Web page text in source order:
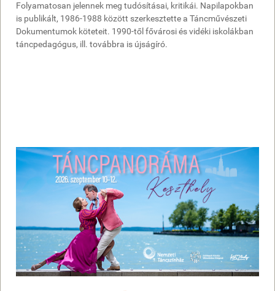
Folyamatosan jelennek meg tudósításai, kritikái. Napilapokban
is publikált, 1986-1988 között szerkesztette a Táncművészeti
Dokumentumok köteteit. 1990-től fővárosi és vidéki iskolákban
táncpedagógus, ill. továbbra is újságíró.